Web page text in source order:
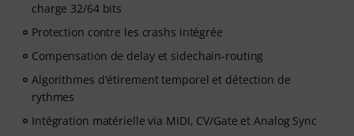
charge 32/64 bits
Protection contre les crashs intégrée
Compensation de delay et sidechain-routing
Algorithmes d'étirement temporel et détection de
rythmes
Intégration matérielle via MIDI, CV/Gate et Analog Sync